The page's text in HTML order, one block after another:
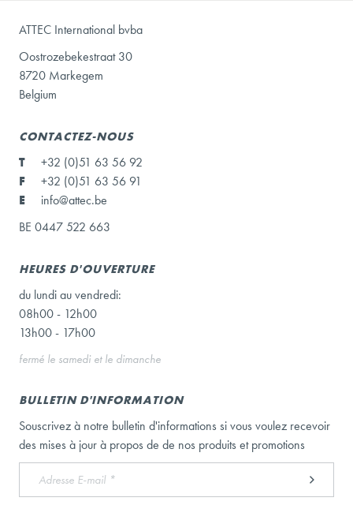
ATTEC International bvba
Oostrozebekestraat 30
8720 Markegem
Belgium
CONTACTEZ-NOUS
T
+32 (0)51 63 56 92
F
+32 (0)51 63 56 91
E
info@attec.be
BE 0447 522 663
HEURES D'OUVERTURE
du lundi au vendredi:
08h00 - 12h00
13h00 - 17h00
fermé le samedi et le dimanche
BULLETIN D'INFORMATION
Souscrivez à notre bulletin d'informations si vous voulez recevoir
des mises à jour à propos de de nos produits et promotions